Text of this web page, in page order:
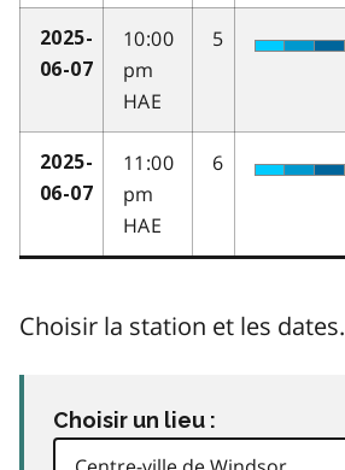
2025-
06-07
10:00
pm
HAE
5
2025-
06-07
11:00
pm
HAE
6
Choisir la station et les dates.
Choisir un lieu :